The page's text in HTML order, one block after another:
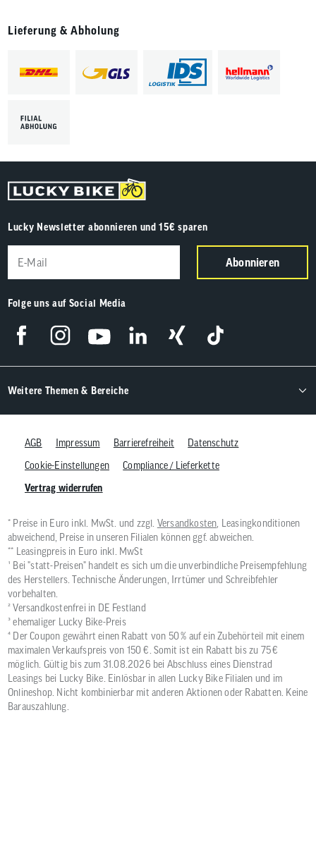
Lieferung & Abholung
Lucky Newsletter abonnieren und 15€ sparen
Abonnieren
Folge uns auf Social Media
Weitere Themen & Bereiche
AGB Impressum Barrierefreiheit
Datenschutz
Cookie-Einstellungen
Compliance / Lieferkette
Vertrag widerrufen
* Preise in Euro inkl. MwSt. und zzgl. Versandkosten, Leasingkonditionen
abweichend, Preise in unseren Filialen können ggf. abweichen.
** Leasingpreis in Euro inkl. MwSt
¹ Bei "statt-Preisen" handelt es sich um die unverbindliche Preisempfehlung
des Herstellers. Technische Änderungen, Irrtümer und Schreibfehler
vorbehalten.
² Versandkostenfrei in DE Festland
³ ehemaliger Lucky Bike-Preis
⁴ Der Coupon gewährt einen Rabatt von 50 % auf ein Zubehörteil mit einem
maximalen Verkaufspreis von 150 €. Somit ist ein Rabatt bis zu 75 €
möglich. Gültig bis zum 31.08.2026 bei Abschluss eines Dienstrad
Leasings bei Lucky Bike. Einlösbar in allen Lucky Bike Filialen und im
Onlineshop. Nicht kombinierbar mit anderen Aktionen oder Rabatten. Keine
Barauszahlung.